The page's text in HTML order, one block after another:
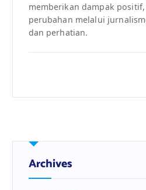
memberikan dampak
perubahan melalui
dan perhatian.
Archives